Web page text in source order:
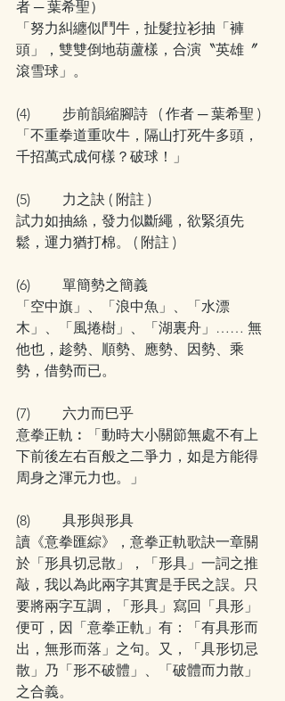
者 ─ 葉希聖）
「努力糾纏似鬥牛，扯髮拉衫抽「褲
頭」，雙雙倒地葫蘆樣，合演〝英雄〞
滾雪球」。
(4)         步前韻縮腳詩   ( 作者 ─ 葉希聖 )
「不重拳道重吹牛，隔山打死牛多頭，
千招萬式成何樣？破球！」
(5)         力之訣 ( 附註 )
試力如抽絲，發力似斷繩，欲緊須先
鬆，運力猶打棉。 ( 附註 )
(6)         單簡勢之簡義
「空中旗」、「浪中魚」、「水漂
木」、「風捲樹」、「湖裏舟」…… 無
他也，趁勢、順勢、應勢、因勢、乘
勢，借勢而已。
(7)         六力而巳乎
意拳正軌︰「動時大小關節無處不有上
下前後左右百般之二爭力，如是方能得
周身之渾元力也。」
(8)         具形與形具
讀《意拳匯綜》，意拳正軌歌訣一章關
於「形具切忌散」，「形具」一詞之推
敲，我以為此兩字其實是手民之誤。只
要將兩字互調，「形具」寫回「具形」
便可，因「意拳正軌」有：「有具形而
出，無形而落」之句。又，「具形切忌
散」乃「形不破體」、「破體而力散」
之合義。